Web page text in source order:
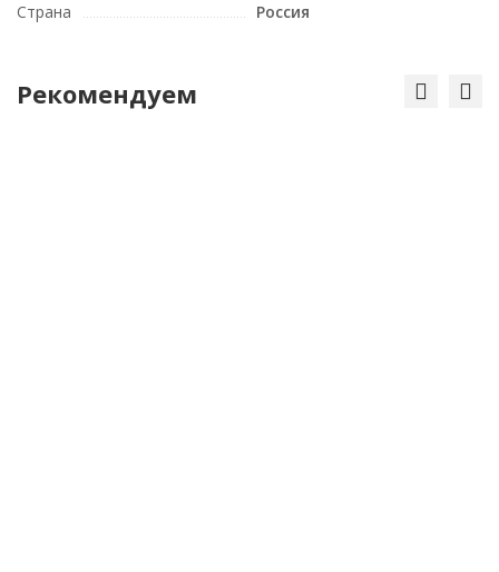
Страна
Россия
Рекомендуем